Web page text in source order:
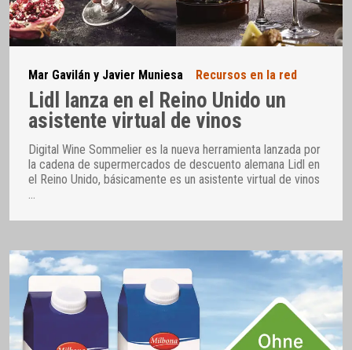
Mar Gavilán y Javier Muniesa Recursos en la red
Lidl lanza en el Reino Unido un
asistente virtual de vinos
Digital Wine Sommelier es la nueva herramienta lanzada por
la cadena de supermercados de descuento alemana Lidl en
el Reino Unido, básicamente es un asistente virtual de vinos
…